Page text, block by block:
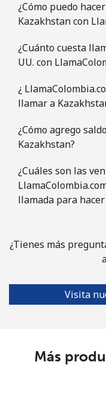
¿Cómo puedo
Kazakhstan con
¿Cuánto cuesta
UU. con
¿
llamar a
¿Cómo agrego
Kazakhstan?
¿Cuáles son las
llamada para
¿Tienes más
Visita
Más